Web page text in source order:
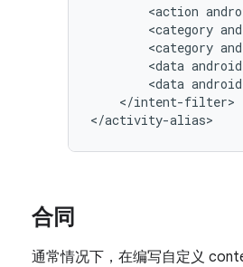
<action
<category
<category
<data
<data
</intent-filter>
</activity-alias>
合同
通常情况下，在编写自定义